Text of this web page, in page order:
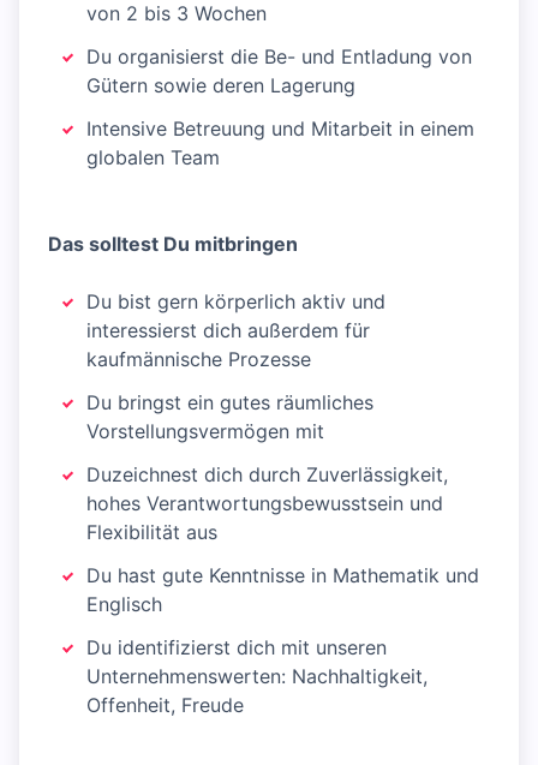
von 2 bis 3 Wochen
Du organisierst die Be- und Entladung von
Gütern sowie deren Lagerung
Intensive Betreuung und Mitarbeit in einem
globalen Team
Das solltest Du mitbringen
Du bist gern körperlich aktiv und
interessierst dich außerdem für
kaufmännische Prozesse
Du bringst ein gutes räumliches
Vorstellungsvermögen mit
Duzeichnest dich durch Zuverlässigkeit,
hohes Verantwortungsbewusstsein und
Flexibilität aus
Du hast gute Kenntnisse in Mathematik und
Englisch
Du identifizierst dich mit unseren
Unternehmenswerten: Nachhaltigkeit,
Offenheit, Freude